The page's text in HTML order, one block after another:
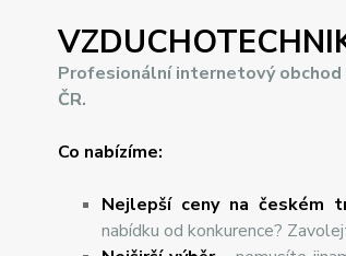
Profesionální internetový
ČR.
Co nabízíme:
Nejlepší ceny na českém
nabídku od konkurence?